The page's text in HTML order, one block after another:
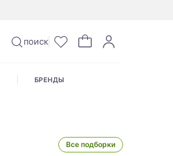
ПОИСК
БРЕНДЫ
Все подборки